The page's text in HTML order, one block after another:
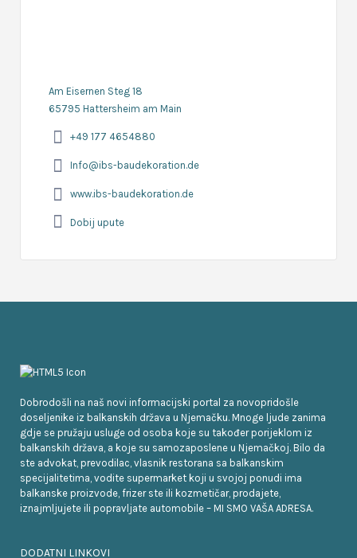
Am Eisernen Steg 18
65795 Hattersheim am Main
+49 177 4654880
Info@ibs-baudekoration.de
www.ibs-baudekoration.de
Dobij upute
Dobrodošli na naš novi informacijski portal za novopridošle
doseljenike iz balkanskih država u Njemačku. Mnoge ljude zanima
gdje se pružaju usluge od osoba koje su također porijeklom iz
balkanskih država, a koje su samozaposlene u Njemačkoj. Bilo da
ste advokat, prevodilac, vlasnik restorana sa balkanskim
specijalitetima, vodite supermarket koji u svojoj ponudi ima
balkanske proizvode, frizer ste ili kozmetičar, prodajete,
iznajmljujete ili popravljate automobile – MI SMO VAŠA ADRESA.
DODATNI LINKOVI